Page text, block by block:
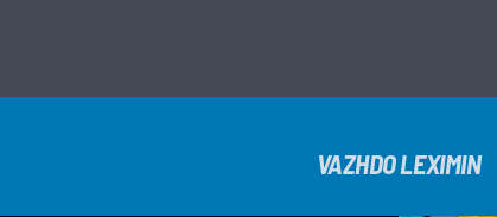
VAZHDO LEXIMIN